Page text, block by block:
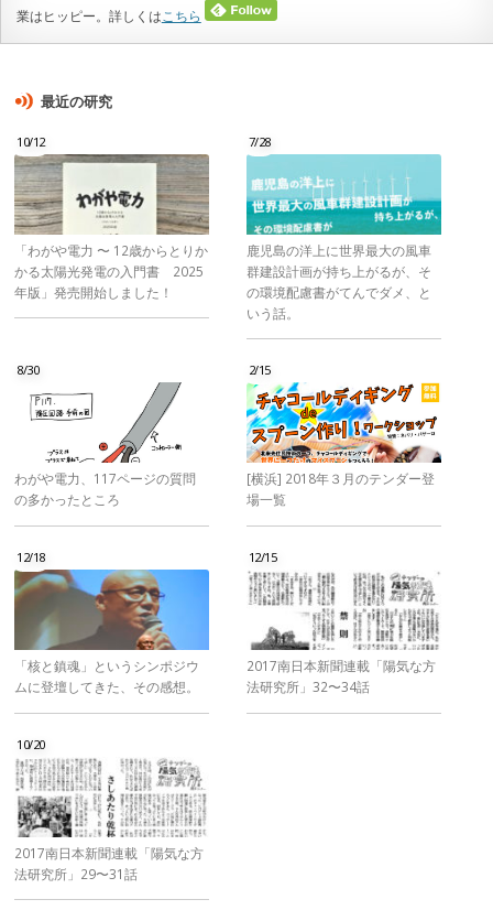
業はヒッピー。詳しくはこちら
最近の研究
10/12
「わがや電力 〜 12歳からとりか
かる太陽光発電の入門書 2025
年版」発売開始しました！
7/28
鹿児島の洋上に世界最大の風車
群建設計画が持ち上がるが、そ
の環境配慮書がてんでダメ、と
いう話。
8/30
わがや電力、117ページの質問
の多かったところ
2/15
[横浜] 2018年３月のテンダー登
場一覧
12/18
「核と鎮魂」というシンポジウ
ムに登壇してきた、その感想。
12/15
2017南日本新聞連載「陽気な方
法研究所」32〜34話
10/20
2017南日本新聞連載「陽気な方
法研究所」29〜31話